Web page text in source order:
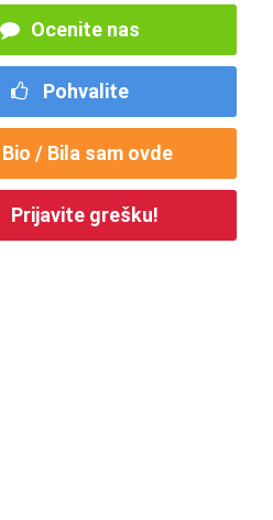
Ocenite nas
Pohvalite
Bio / Bila sam ovde
Prijavite grešku!